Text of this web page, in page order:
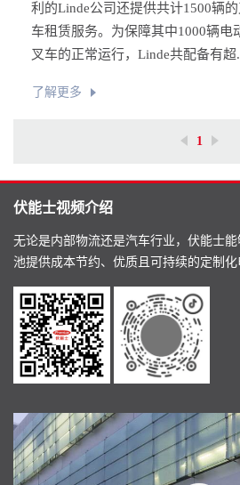
利的Linde公司还提供共计1500辆的
车租赁服务。为保障其中1000辆电
叉车的正常运行，Linde共配备有超
了解更多
1
伏能士视频介绍
无论是内部物流还是汽车行业，伏能士
池提供成本节约、优质且可持续的定制化